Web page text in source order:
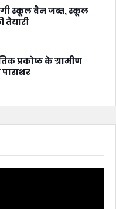
स्कूल वैन जब्त, स्कूल
तैयारी
प्रकोष्ठ के ग्रामीण